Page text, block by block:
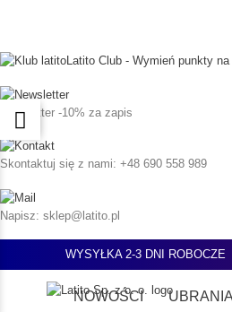
Latito Club - Wymień punkty
Newsletter -10% za zapis
Skontaktuj się z nami: +48 690 558 989
Napisz: sklep@latito.pl
WYSYŁKA 2-3 DNI ROBOCZE
NOWOŚCI UBRANIA